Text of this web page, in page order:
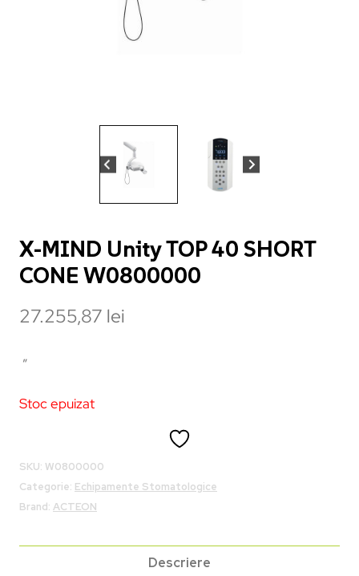
X-MIND Unity TOP 40 SHORT
CONE W0800000
27.255,87 lei
„
Stoc epuizat
SKU: W0800000
Categorie: Echipamente Stomatologice
Brand: ACTEON
Descriere